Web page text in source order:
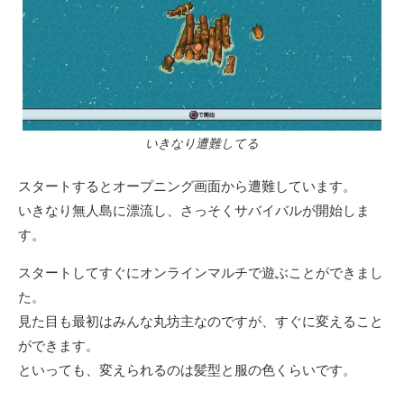
いきなり遭難してる
スタートするとオープニング画面から遭難しています。
いきなり無人島に漂流し、さっそくサバイバルが開始しま
す。
スタートしてすぐにオンラインマルチで遊ぶことができまし
た。
見た目も最初はみんな丸坊主なのですが、すぐに変えること
ができます。
といっても、変えられるのは髪型と服の色くらいです。